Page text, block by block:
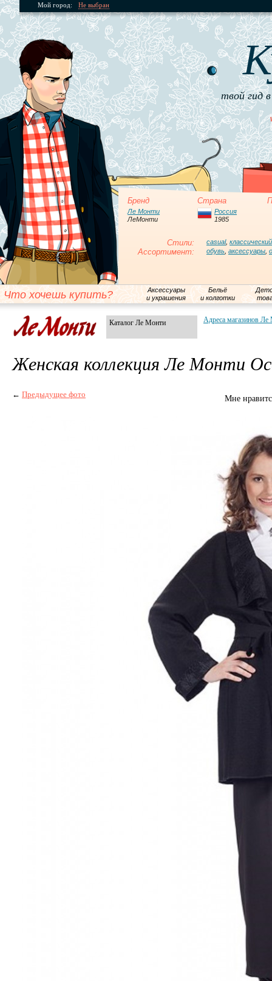
Мой город: Не выбран
твой гид
Бренд Страна
Ле Монти
ЛеМонти
Россия
1985
Стили: casual, классический
Ассортимент: обувь аксессуары
Что хочешь купить?
Аксессуары
и украшения
Бельё
и колготки
Каталог Ле Монти Адреса магазинов Ле
Женская коллекция Ле Монти
← Предыдущее фото Мне